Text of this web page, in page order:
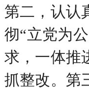
第二，认认
彻“立党为
求，一体推
抓整改。第